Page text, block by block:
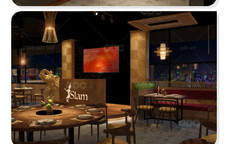
HỆ
KATINAT WATERBUS